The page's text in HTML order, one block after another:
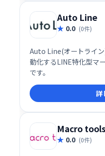
Auto Line
0.0 (0件)
Auto Line(オートライ
動化するLINE特化型マ
です。
詳
Macro tools
0.0 (0件)